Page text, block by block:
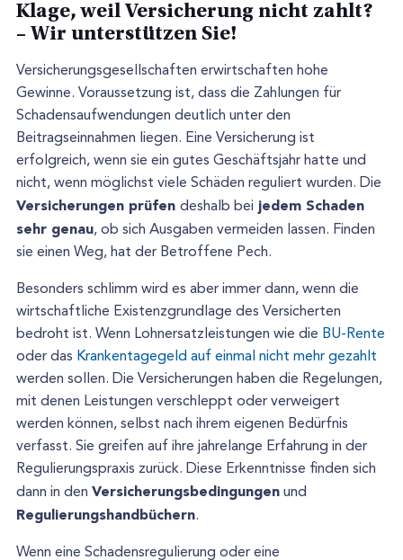
Klage, weil Versicherung nicht zahlt?
– Wir unterstützen Sie!
Versicherungsgesellschaften erwirtschaften hohe
Gewinne. Voraussetzung ist, dass die Zahlungen für
Schadensaufwendungen deutlich unter den
Beitragseinnahmen liegen. Eine Versicherung ist
erfolgreich, wenn sie ein gutes Geschäftsjahr hatte und
nicht, wenn möglichst viele Schäden reguliert wurden. Die
Versicherungen prüfen deshalb bei jedem Schaden
sehr genau, ob sich Ausgaben vermeiden lassen. Finden
sie einen Weg, hat der Betroffene Pech.
Besonders schlimm wird es aber immer dann, wenn die
wirtschaftliche Existenzgrundlage des Versicherten
bedroht ist. Wenn Lohnersatzleistungen wie die BU-Rente
oder das Krankentagegeld auf einmal nicht mehr gezahlt
werden sollen. Die Versicherungen haben die Regelungen,
mit denen Leistungen verschleppt oder verweigert
werden können, selbst nach ihrem eigenen Bedürfnis
verfasst. Sie greifen auf ihre jahrelange Erfahrung in der
Regulierungspraxis zurück. Diese Erkenntnisse finden sich
dann in den Versicherungsbedingungen und
Regulierungshandbüchern.
Wenn eine Schadensregulierung oder eine